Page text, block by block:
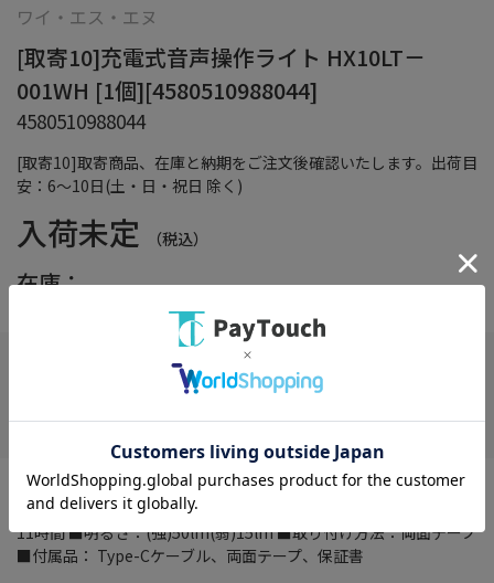
[取寄10]取寄商品、在庫と納期をご注文後確認いたします。出荷目
安：6～10日(土・日・祝日 除く)
ワイ・エス・エヌ
[取寄10]充電式音声操作ライト HX10LT－
001WH [1個][4580510988044]
4580510988044
入荷未定 （税込）
在庫：
在庫がありません
■電源：リチウムイオン充電池(3.7V) ■バッテリー容量：
2000mAh ■充電時間：約5時間 ■点灯時間：(強)約3.5時間(弱)約
11時間 ■明るさ：(強)50lm(弱)15lm ■取り付け方法：両面テープ
■付属品： Type-Cケーブル、両面テープ、保証書